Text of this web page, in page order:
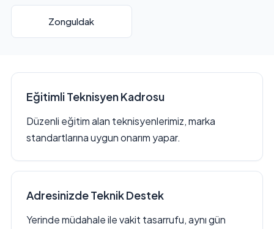
Zonguldak
Eğitimli Teknisyen Kadrosu
Düzenli eğitim alan teknisyenlerimiz, marka
standartlarına uygun onarım yapar.
Adresinizde Teknik Destek
Yerinde müdahale ile vakit tasarrufu, aynı gün